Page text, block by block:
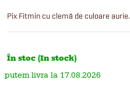
Pix Fitmin cu clemă de culoare aurie.
În stoc (In stock)
17.08.2026